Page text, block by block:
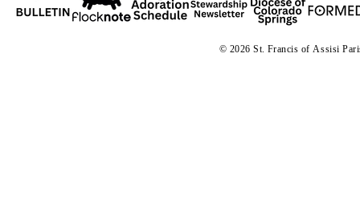
© 2026 St. Francis ofAssisi